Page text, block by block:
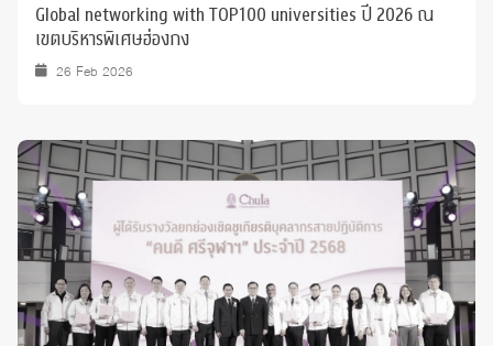
Global networking with TOP100 universities ปี 2026 ณ
เขตบริหารพิเศษฮ่องกง
26 Feb 2026